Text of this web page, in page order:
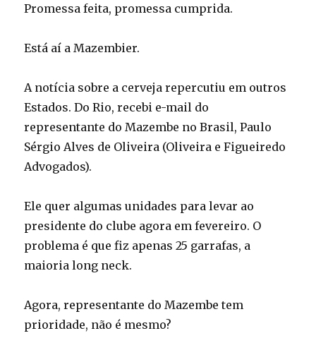
Promessa feita, promessa cumprida.
Está aí a Mazembier.
A notícia sobre a cerveja repercutiu em outros
Estados. Do Rio, recebi e-mail do
representante do Mazembe no Brasil, Paulo
Sérgio Alves de Oliveira (Oliveira e Figueiredo
Advogados).
Ele quer algumas unidades para levar ao
presidente do clube agora em fevereiro. O
problema é que fiz apenas 25 garrafas, a
maioria long neck.
Agora, representante do Mazembe tem
prioridade, não é mesmo?